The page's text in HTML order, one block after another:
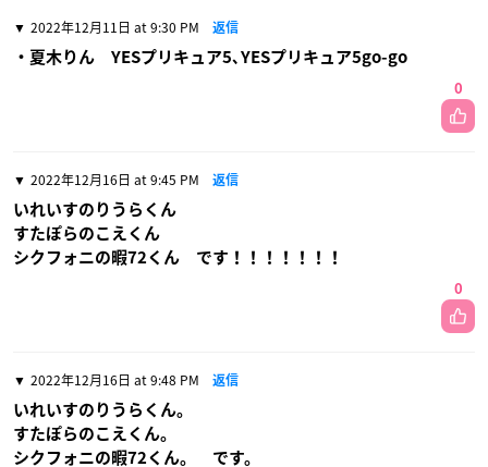
2022年12月11日 at 9:30 PM 返信
・夏木りん YESプリキュア5､YESプリキュア5go-go
0
2022年12月16日 at 9:45 PM 返信
いれいすのりうらくん
すたぽらのこえくん
シクフォニの暇72くん です！！！！！！！
0
2022年12月16日 at 9:48 PM 返信
いれいすのりうらくん。
すたぽらのこえくん。
シクフォニの暇72くん。 です。